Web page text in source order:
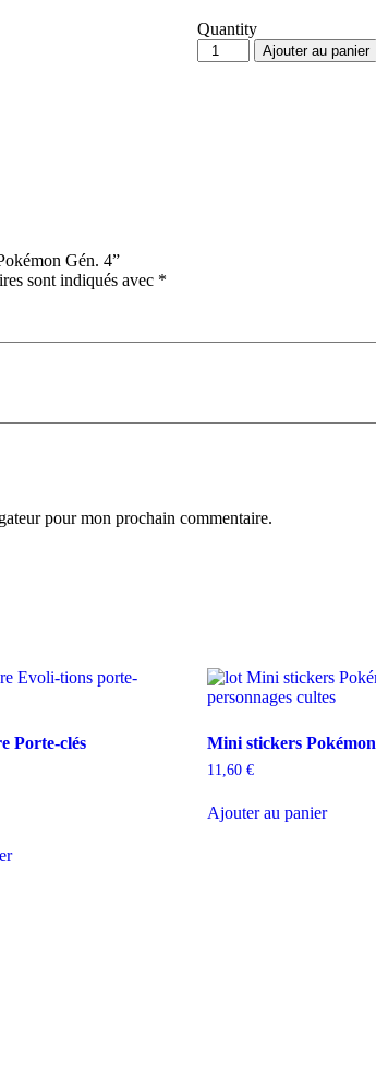
Quantity
Ajouter au panier
Gén. 4”
sont indiqués avec *
pour mon prochain commentaire.
Porte-clés
Mini stickers Pokémon
11,60 €
Ajouter au panier